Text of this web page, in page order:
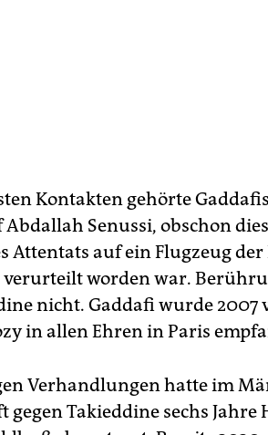
Kontakten gehörte
Senussi, obschon
Attentats auf ein Flugzeug der
worden war.
nicht. Gaddafi wurde 2007
in allen Ehren in Paris
Verhandlungen hatte im
gegen Takieddine sechs